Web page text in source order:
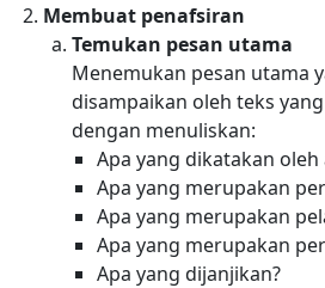
Membuat penafsiran
Temukan pesan utama
Menemukan pesan utama
disampaikan oleh teks
dengan menuliskan:
Apa yang dikatakan
Apa yang merupakan
Apa yang merupakan
Apa yang merupakan
Apa yang dijanjikan?